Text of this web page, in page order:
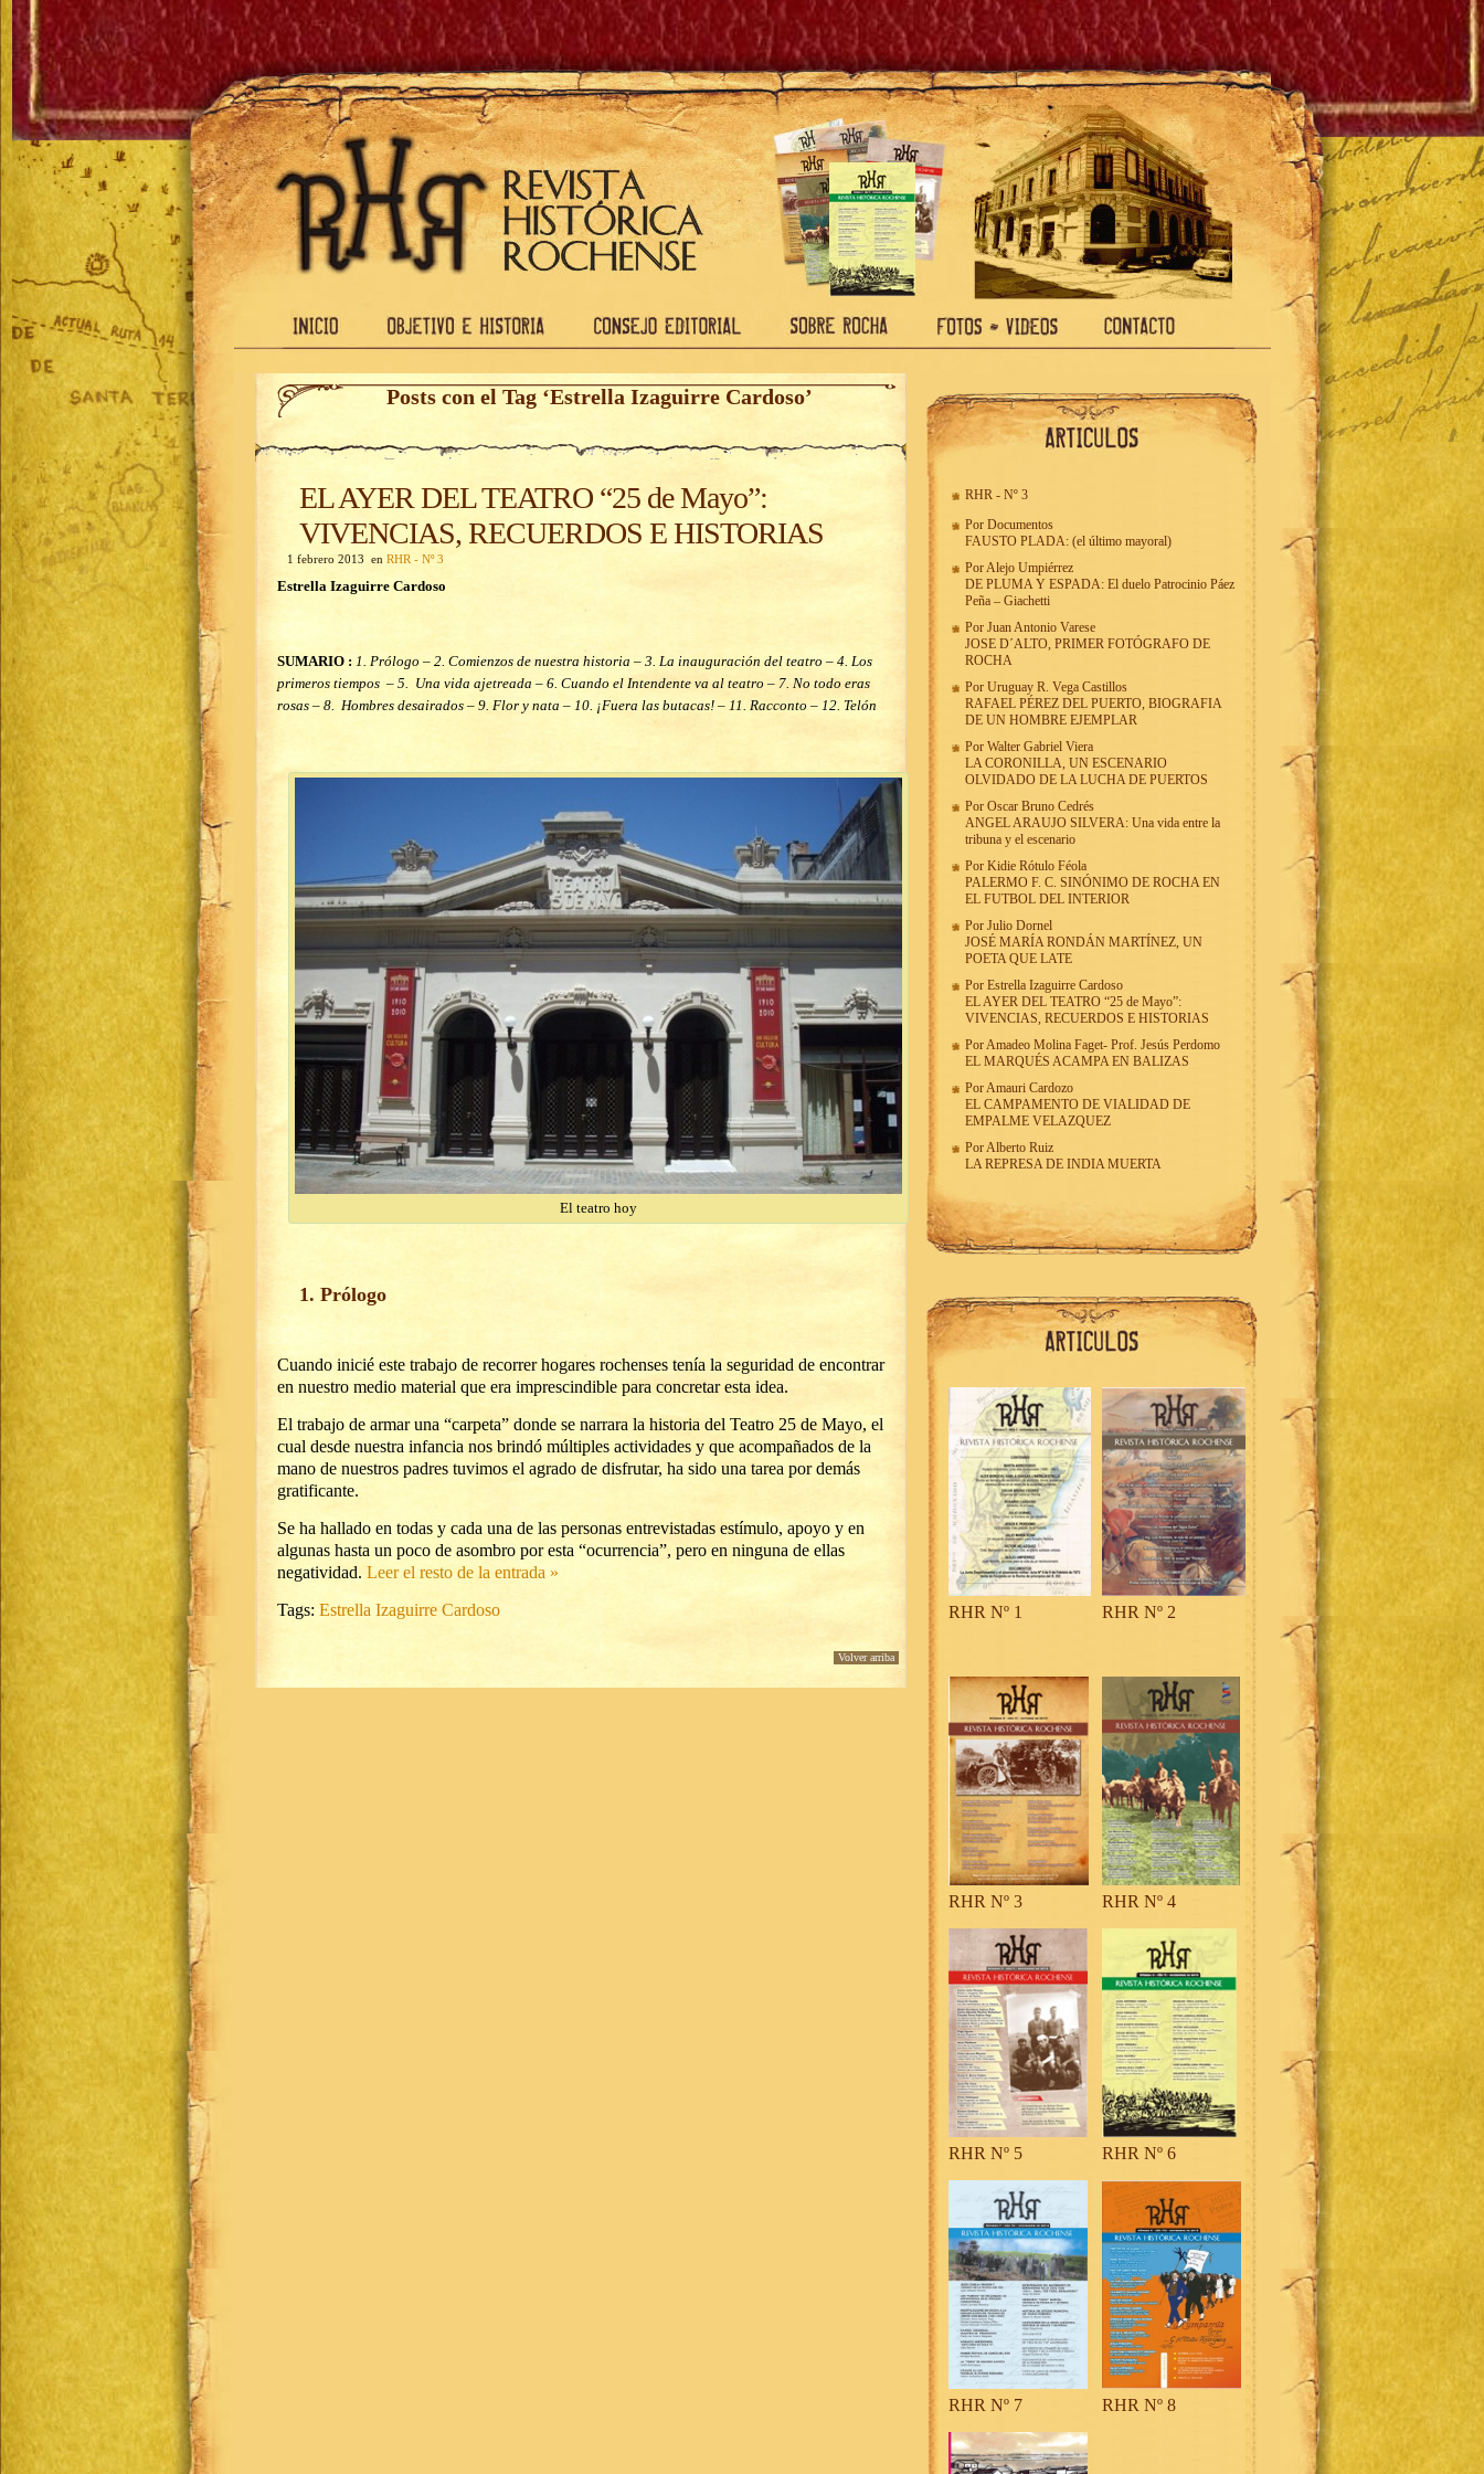
Posts con el Tag ‘Estrella Izaguirre Cardoso’
EL AYER DEL TEATRO “25 de Mayo”:
VIVENCIAS, RECUERDOS E HISTORIAS
1 febrero 2013 en RHR - Nº 3
Estrella Izaguirre Cardoso
SUMARIO : 1. Prólogo – 2. Comienzos de nuestra historia – 3. La inauguración del teatro – 4. Los
primeros tiempos – 5. Una vida ajetreada – 6. Cuando el Intendente va al teatro – 7. No todo eras
rosas – 8. Hombres desairados – 9. Flor y nata – 10. ¡Fuera las butacas! – 11. Racconto – 12. Telón
El teatro hoy
1. Prólogo
Cuando inicié este trabajo de recorrer hogares rochenses tenía la seguridad de encontrar
en nuestro medio material que era imprescindible para concretar esta idea.
El trabajo de armar una “carpeta” donde se narrara la historia del Teatro 25 de Mayo, el
cual desde nuestra infancia nos brindó múltiples actividades y que acompañados de la
mano de nuestros padres tuvimos el agrado de disfrutar, ha sido una tarea por demás
gratificante.
Se ha hallado en todas y cada una de las personas entrevistadas estímulo, apoyo y en
algunas hasta un poco de asombro por esta “ocurrencia”, pero en ninguna de ellas
negatividad. Leer el resto de la entrada »
Tags: Estrella Izaguirre Cardoso
Volver arriba
RHR - Nº 3
Por Documentos
FAUSTO PLADA: (el último mayoral)
PorAlejo Umpiérrez
DE PLUMA Y ESPADA: El duelo Patrocinio Páez
Peña – Giachetti
Por Juan Antonio Varese
JOSE D´ALTO, PRIMER FOTÓGRAFO DE
ROCHA
Por Uruguay R. Vega Castillos
RAFAEL PÉREZ DEL PUERTO, BIOGRAFIA
DE UN HOMBRE EJEMPLAR
Por Walter Gabriel Viera
LA CORONILLA, UN ESCENARIO
OLVIDADO DE LA LUCHA DE PUERTOS
Por Oscar Bruno Cedrés
ANGEL ARAUJO SILVERA: Una vida entre la
tribuna y el escenario
Por Kidie Rótulo Féola
PALERMO F. C. SINÓNIMO DE ROCHA EN
EL FUTBOL DEL INTERIOR
Por Julio Dornel
JOSÉ MARÍA RONDÁN MARTÍNEZ, UN
POETA QUE LATE
Por Estrella Izaguirre Cardoso
EL AYER DEL TEATRO “25 de Mayo”:
VIVENCIAS, RECUERDOS E HISTORIAS
PorAmadeo Molina Faget- Prof. Jesús Perdomo
EL MARQUÉS ACAMPA EN BALIZAS
PorAmauri Cardozo
EL CAMPAMENTO DE VIALIDAD DE
EMPALME VELAZQUEZ
PorAlberto Ruiz
LA REPRESA DE INDIA MUERTA
RHR Nº 1 RHR Nº 2
RHR Nº 3 RHR Nº 4
RHR Nº 5 RHR Nº 6
RHR Nº 7 RHR Nº 8